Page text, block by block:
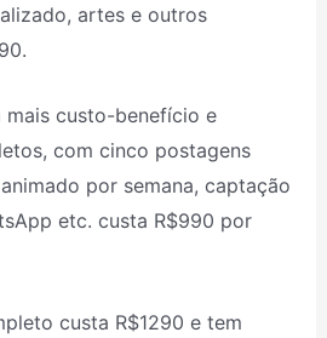
artes e outros
custo-benefício e
com cinco postagens
por semana, captação
etc. custa R$990 por
custa R$1290 e tem